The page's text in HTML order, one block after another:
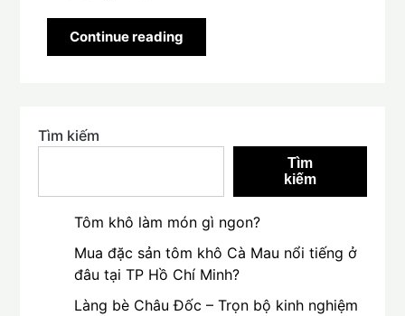
Continue reading
Tìm kiếm
Tìm
kiếm
Tôm khô làm món gì ngon?
Mua đặc sản tôm khô Cà Mau nổi tiếng ở
đâu tại TP Hồ Chí Minh?
Làng bè Châu Đốc – Trọn bộ kinh nghiệm